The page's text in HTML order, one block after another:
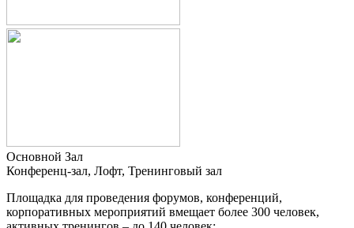
Основной Зал
Конференц-зал, Лофт, Тренинговый зал
Площадка для проведения форумов, конференций,
корпоративных мероприятий вмещает более 300 человек,